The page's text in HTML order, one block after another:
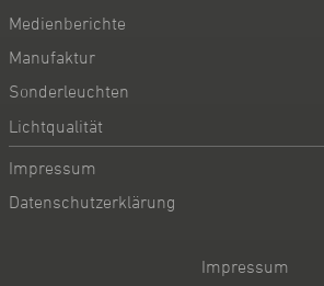
Medienberichte
Manufaktur
Sonderleuchten
Lichtqualität
Impressum
Datenschutzerklärung
Impressum